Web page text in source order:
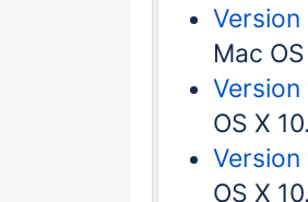
Mac
Version
OS X
Version
OS X